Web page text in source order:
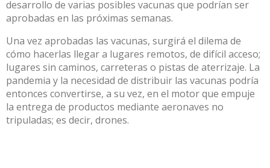
desarrollo de varias posibles vacunas que podrían ser
aprobadas en las próximas semanas.
Una vez aprobadas las vacunas, surgirá el dilema de
cómo hacerlas llegar a lugares remotos, de difícil acceso;
lugares sin caminos, carreteras o pistas de aterrizaje. La
pandemia y la necesidad de distribuir las vacunas podría
entonces convertirse, a su vez, en el motor que empuje
la entrega de productos mediante aeronaves no
tripuladas; es decir, drones.